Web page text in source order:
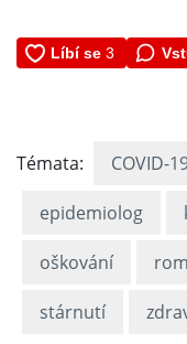
Témata: COVID-
epidemiolog
oškování
stárnutí